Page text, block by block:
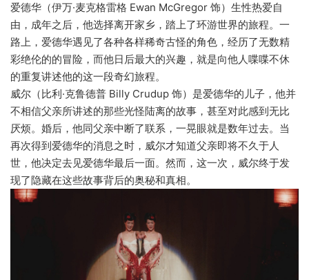
爱德华（伊万·麦克格雷格 Ewan McGregor 饰）生性热爱自
由，成年之后，他选择离开家乡，踏上了环游世界的旅程。一
路上，爱德华遇见了各种各样稀奇古怪的角色，经历了无数精
彩绝伦的的冒险，而他日后最大的兴趣，就是向他人喋喋不休
的重复讲述他的这一段奇幻旅程。
威尔（比利·克鲁德普 Billy Crudup 饰）是爱德华的儿子，他并
不相信父亲所讲述的那些光怪陆离的故事，甚至对此感到无比
厌烦。婚后，他同父亲中断了联系，一晃眼就是数年过去。当
再次得到爱德华的消息之时，威尔才知道父亲即将不久于人
世，他决定去见爱德华最后一面。然而，这一次，威尔终于发
现了隐藏在这些故事背后的奥秘和真相。